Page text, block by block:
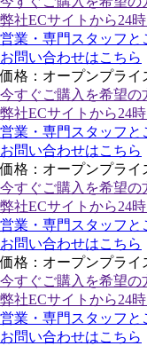
弊社ECサイトから24
営業・専門スタッフと
お問い合わせはこちら
価格：オープンプライ
今すぐご購入 を希望の
弊社ECサイトから24
営業・専門スタッフと
お問い合わせはこちら
価格：オープンプライ
今すぐご購入 を希望の
弊社ECサイトから24
営業・専門スタッフと
お問い合わせはこちら
価格：オープンプライ
今すぐご購入 を希望の
弊社ECサイトから24
営業・専門スタッフと
お問い合わせはこちら